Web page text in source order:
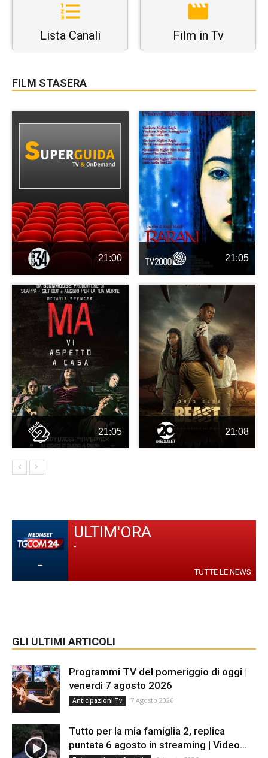
Lista Canali Film in Tv
FILM STASERA
21:00 21:05
21:05 21:08
-
ULTIM'ORA
-
TUTTE LE NEWS
GLI ULTIMI ARTICOLI
Programmi TV del pomeriggio di oggi |
venerdì 7 agosto 2026
Anticipazioni Tv 7 Agosto 2026
Tutto per la mia famiglia 2, replica
puntata 6 agosto in streaming | Video...